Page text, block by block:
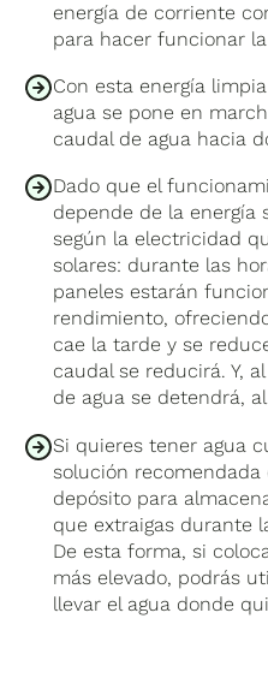
energía de corriente
para hacer funcionar
Con esta energía
agua se pone en
caudal de agua hacia
Dado que el
depende de la energía
según la electricidad
solares: durante las
paneles estarán
rendimiento,
cae la tarde y se
caudal se reducirá. Y,
de agua se detendrá,
Si quieres tener agua
solución
depósito para
que extraigas durante
De esta forma, si
más elevado, podrás
llevar el agua donde